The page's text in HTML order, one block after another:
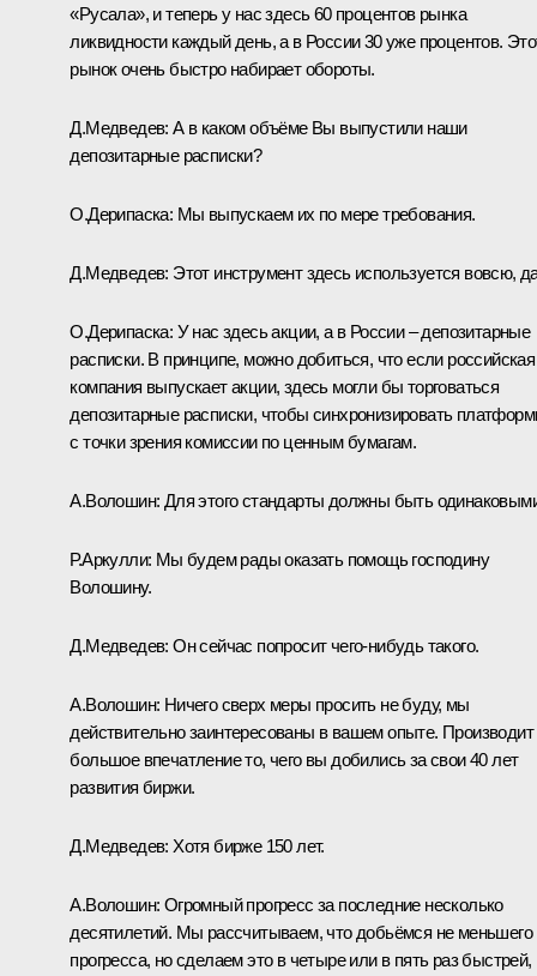
«Русала», и теперь у нас здесь 60 процентов рынка
ликвидности каждый день, а в России 30 уже процентов.
рынок очень быстро набирает обороты.
Д.Медведев: А в каком объёме Вы выпустили наши
депозитарные расписки?
О.Дерипаска: Мы выпускаем их по мере требования.
Д.Медведев: Этот инструмент здесь используется вовсю,
О.Дерипаска: У нас здесь акции, а в России – депозитарные
расписки. В принципе, можно добиться, что если российская
компания выпускает акции, здесь могли бы торговаться
депозитарные расписки, чтобы синхронизировать
с точки зрения комиссии по ценным бумагам.
А.Волошин: Для этого стандарты должны быть
Р.Аркулли: Мы будем рады оказать помощь господину
Волошину.
Д.Медведев: Он сейчас попросит чего‑нибудь такого.
А.Волошин: Ничего сверх меры просить не буду, мы
действительно заинтересованы в вашем опыте. Производит
большое впечатление то, чего вы добились за свои 40 лет
развития биржи.
Д.Медведев: Хотя бирже 150 лет.
А.Волошин: Огромный прогресс за последние несколько
десятилетий. Мы рассчитываем, что добьёмся не меньшего
прогресса, но сделаем это в четыре или в пять раз быстрей,